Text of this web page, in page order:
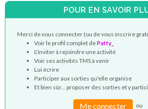
POUR EN SAVOIR
Merci de vous connecter (ou de vous inscrire
Voir le profil complet de Patty_
L'inviter à rejoindre une activité
Voir ses activités TMS à venir
Lui écrire
Participer aux sorties qu'elle organise
Et bien sûr... proposer des sorties et y
Me connecter ou